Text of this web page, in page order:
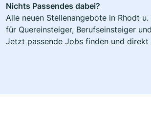
Nichts Passendes dabei?
Alle neuen Stellenangebote in Rhodt
für Quereinsteiger, Berufseinsteiger
Jetzt passende Jobs finden und direkt